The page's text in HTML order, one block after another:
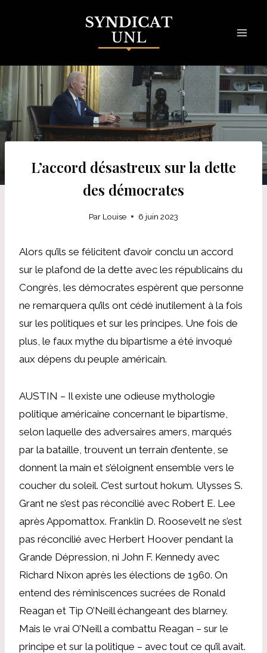
L’accord désastreux sur la dette
des démocrates
Par Louise 6 juin 2023
Alors qu’ils se félicitent d’avoir conclu un accord
sur le plafond de la dette avec les républicains du
Congrès, les démocrates espèrent que personne
ne remarquera qu’ils ont cédé inutilement à la fois
sur les politiques et sur les principes. Une fois de
plus, le faux mythe du bipartisme a été invoqué
aux dépens du peuple américain.
AUSTIN – Il existe une odieuse mythologie
politique américaine concernant le bipartisme,
selon laquelle des adversaires amers, marqués
par la bataille, trouvent un terrain d’entente, se
donnent la main et s’éloignent ensemble vers le
coucher du soleil. C’est surtout hokum. Ulysses S.
Grant ne s’est pas réconcilié avec Robert E. Lee
après Appomattox. Franklin D. Roosevelt ne s’est
pas réconcilié avec Herbert Hoover pendant la
Grande Dépression, ni John F. Kennedy avec
Richard Nixon après les élections de 1960. On
entend des réminiscences sucrées de Ronald
Reagan et Tip O’Neill échangeant des blarney.
Mais le vrai O’Neill a combattu Reagan – sur le
principe et sur la politique – avec tout ce qu’il avait.